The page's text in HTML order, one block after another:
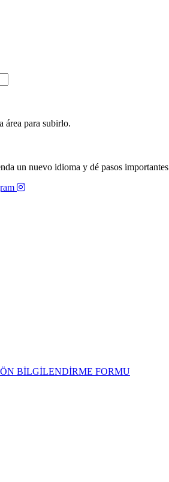
área para subirlo.
un nuevo idioma y dé pasos
BİLGİLENDİRME FORMU